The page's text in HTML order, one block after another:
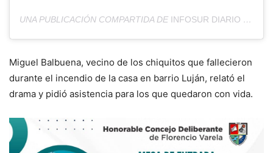
UNA PUBLICACIÓN COMPARTIDA DE INFOSUR DIARIO
Miguel Balbuena, vecino de los chiquitos que fallecieron
durante el incendio de la casa en barrio Luján, relató el
drama y pidió asistencia para los que quedaron con vida.